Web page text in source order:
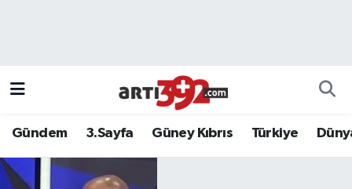
Gündem 3.Sayfa Güney Kıbrıs Türkiye